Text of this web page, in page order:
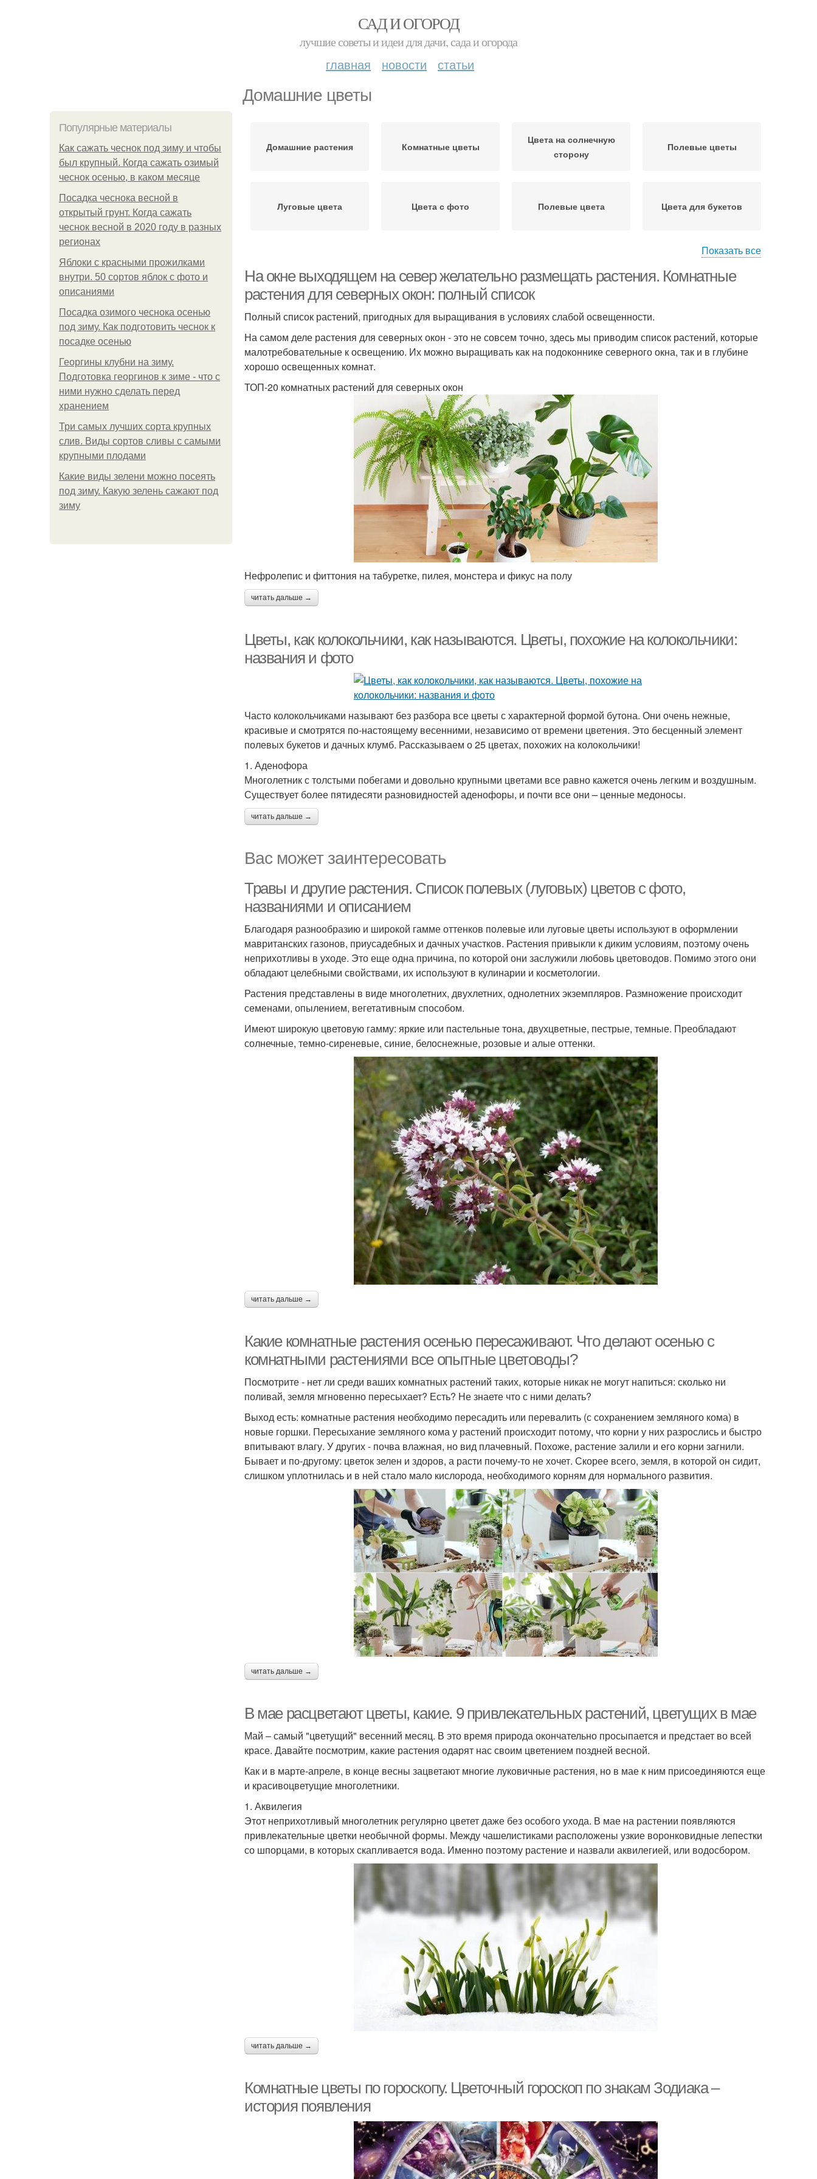
САД И ОГОРОД
лучшие советы и идеи для дачи, сада и огорода
главная новости статьи
Домашние цветы
Популярные материалы
Как сажать чеснок под зиму и чтобы
был крупный. Когда сажать озимый
чеснок осенью, в каком месяце
Посадка чеснока весной в
открытый грунт. Когда сажать
чеснок весной в 2020 году в разных
регионах
Яблоки с красными прожилками
внутри. 50 сортов яблок с фото и
описаниями
Посадка озимого чеснока осенью
под зиму. Как подготовить чеснок к
посадке осенью
Георгины клубни на зиму.
Подготовка георгинов к зиме - что с
ними нужно сделать перед
хранением
Три самых лучших сорта крупных
слив. Виды сортов сливы с самыми
крупными плодами
Какие виды зелени можно посеять
под зиму. Какую зелень сажают под
зиму
Домашние растения Комнатные цветы
Цвета на солнечную
сторону
Полевые цветы
Луговые цвета Цвета с фото Полевые цвета Цвета для букетов
Показать все
На окне выходящем на север желательно размещать растения. Комнатные
растения для северных окон: полный список
Полный список растений, пригодных для выращивания в условиях слабой освещенности.
На самом деле растения для северных окон - это не совсем точно, здесь мы приводим список растений, которые
малотребовательные к освещению. Их можно выращивать как на подоконнике северного окна, так и в глубине
хорошо освещенных комнат.
ТОП-20 комнатных растений для северных окон
Нефролепис и фиттония на табуретке, пилея, монстера и фикус на полу
читать дальше →
Цветы, как колокольчики, как называются. Цветы, похожие на колокольчики:
названия и фото
Часто колокольчиками называют без разбора все цветы с характерной формой бутона. Они очень нежные,
красивые и смотрятся по-настоящему весенними, независимо от времени цветения. Это бесценный элемент
полевых букетов и дачных клумб. Рассказываем о 25 цветах, похожих на колокольчики!
1. Аденофора
Многолетник с толстыми побегами и довольно крупными цветами все равно кажется очень легким и воздушным.
Существует более пятидесяти разновидностей аденофоры, и почти все они – ценные медоносы.
читать дальше →
Вас может заинтересовать
Травы и другие растения. Список полевых (луговых) цветов с фото,
названиями и описанием
Благодаря разнообразию и широкой гамме оттенков полевые или луговые цветы используют в оформлении
мавританских газонов, приусадебных и дачных участков. Растения привыкли к диким условиям, поэтому очень
неприхотливы в уходе. Это еще одна причина, по которой они заслужили любовь цветоводов. Помимо этого они
обладают целебными свойствами, их используют в кулинарии и косметологии.
Растения представлены в виде многолетних, двухлетних, однолетних экземпляров. Размножение происходит
семенами, опылением, вегетативным способом.
Имеют широкую цветовую гамму: яркие или пастельные тона, двухцветные, пестрые, темные. Преобладают
солнечные, темно-сиреневые, синие, белоснежные, розовые и алые оттенки.
читать дальше →
Какие комнатные растения осенью пересаживают. Что делают осенью с
комнатными растениями все опытные цветоводы?
Посмотрите - нет ли среди ваших комнатных растений таких, которые никак не могут напиться: сколько ни
поливай, земля мгновенно пересыхает? Есть? Не знаете что с ними делать?
Выход есть: комнатные растения необходимо пересадить или перевалить (с сохранением земляного кома) в
новые горшки. Пересыхание земляного кома у растений происходит потому, что корни у них разрослись и быстро
впитывают влагу. У других - почва влажная, но вид плачевный. Похоже, растение залили и его корни загнили.
Бывает и по-другому: цветок зелен и здоров, а расти почему-то не хочет. Скорее всего, земля, в которой он сидит,
слишком уплотнилась и в ней стало мало кислорода, необходимого корням для нормального развития.
читать дальше →
В мае расцветают цветы, какие. 9 привлекательных растений, цветущих в мае
Май – самый "цветущий" весенний месяц. В это время природа окончательно просыпается и предстает во всей
красе. Давайте посмотрим, какие растения одарят нас своим цветением поздней весной.
Как и в марте-апреле, в конце весны зацветают многие луковичные растения, но в мае к ним присоединяются еще
и красивоцветущие многолетники.
1. Аквилегия
Этот неприхотливый многолетник регулярно цветет даже без особого ухода. В мае на растении появляются
привлекательные цветки необычной формы. Между чашелистиками расположены узкие воронковидные лепестки
со шпорцами, в которых скапливается вода. Именно поэтому растение и назвали аквилегией, или водосбором.
читать дальше →
Комнатные цветы по гороскопу. Цветочный гороскоп по знакам Зодиака –
история появления